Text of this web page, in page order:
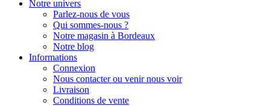
Notre univers
Parlez-nous de vous
Qui sommes-nous ?
Notre magasin à Bordeaux
Notre blog
Informations
Connexion
Nous contacter ou venir nous voir
Livraison
Conditions de vente